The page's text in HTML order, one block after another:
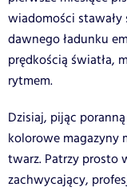
wiadomości stawały
dawnego ładunku
prędkością światła,
rytmem.
Dzisiaj, pijąc
kolorowe magazyny
twarz. Patrzy prosto
zachwycający,